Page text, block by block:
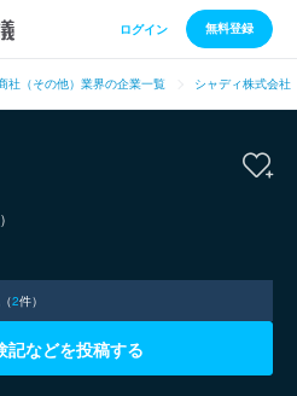
ログイン 無料登録
社（その他）業界の企業一覧 シャディ株式会社
2件）
記などを投稿する